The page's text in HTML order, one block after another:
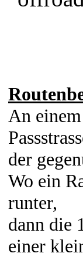
An
der
Wo ein
runter,
dann die
einer